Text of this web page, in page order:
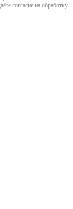
согласие на обработку